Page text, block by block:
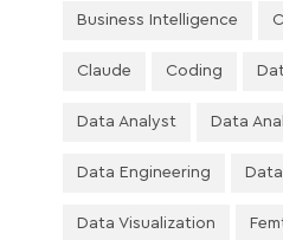
Business Intelligence
Claude Coding
Data Analyst Data
Data Engineering
Data Visualization